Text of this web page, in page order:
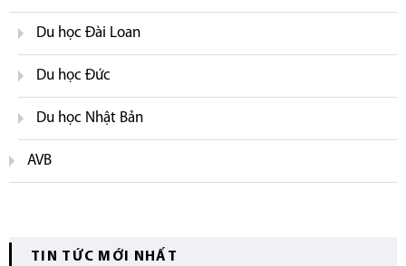
Du học Đài Loan
Du học Đức
Du học Nhật Bản
AVB
TIN TỨC MỚI NHẤT